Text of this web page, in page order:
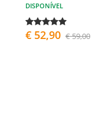
DISPONÍVEL
€ 52,90 € 59,00